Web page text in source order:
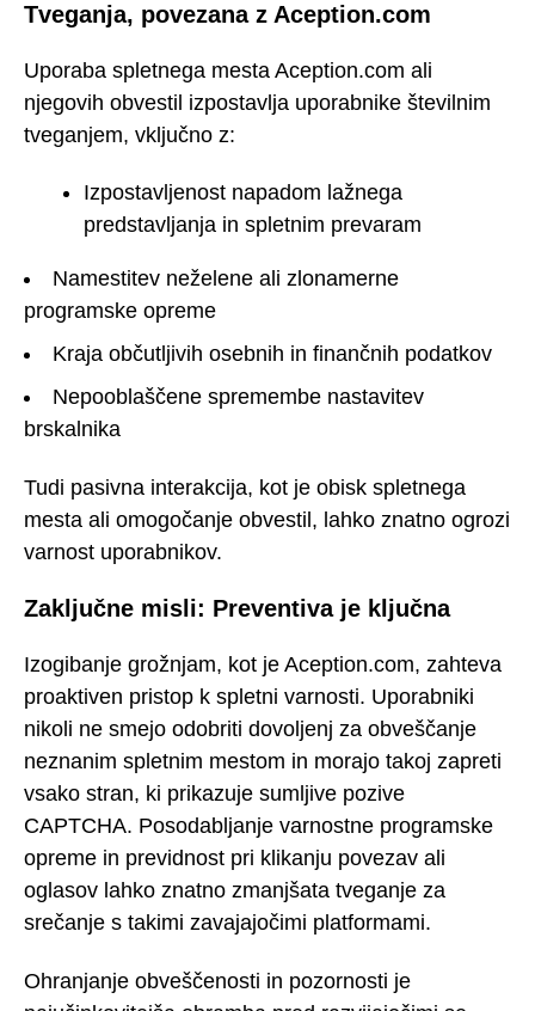
Tveganja, povezana z Aception.com
Uporaba spletnega mesta Aception.com ali
njegovih obvestil izpostavlja uporabnike številnim
tveganjem, vključno z:
Izpostavljenost napadom lažnega
predstavljanja in spletnim prevaram
Namestitev neželene ali zlonamerne
programske opreme
Kraja občutljivih osebnih in finančnih podatkov
Nepooblaščene spremembe nastavitev
brskalnika
Tudi pasivna interakcija, kot je obisk spletnega
mesta ali omogočanje obvestil, lahko znatno ogrozi
varnost uporabnikov.
Zaključne misli: Preventiva je ključna
Izogibanje grožnjam, kot je Aception.com, zahteva
proaktiven pristop k spletni varnosti. Uporabniki
nikoli ne smejo odobriti dovoljenj za obveščanje
neznanim spletnim mestom in morajo takoj zapreti
vsako stran, ki prikazuje sumljive pozive
CAPTCHA. Posodabljanje varnostne programske
opreme in previdnost pri klikanju povezav ali
oglasov lahko znatno zmanjšata tveganje za
srečanje s takimi zavajajočimi platformami.
Ohranjanje obveščenosti in pozornosti je